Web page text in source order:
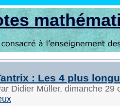
: Les 4 plus
Didier Müller, dimanche